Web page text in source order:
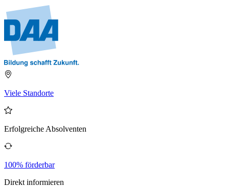
Viele Standorte
Erfolgreiche Absolventen
100% förderbar
Direkt informieren